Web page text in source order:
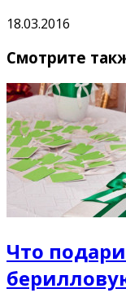
18.03.2016
Смотрите
Что